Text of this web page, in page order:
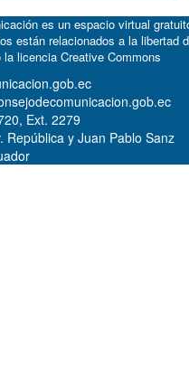
es un espacio virtual
están relacionados a la libertad
la licencia Creative Commons
Ext. 2279
República y Juan Pablo Sanz